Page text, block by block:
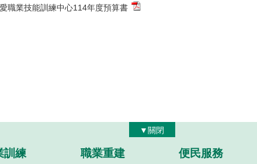
職業技能訓練中心114年度預算書
▼關閉
訓練 職業重建 便民服務